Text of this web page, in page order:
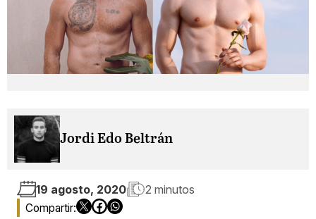
Jordi Edo Beltrán
19 agosto, 2020 2 minutos